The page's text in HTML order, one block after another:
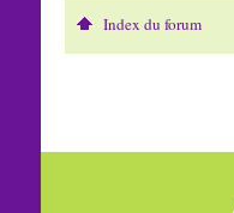
Index du forum